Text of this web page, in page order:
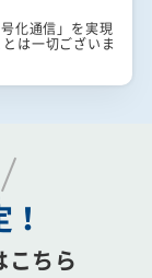
化通信」を実現
は一切ございま
！
こちら